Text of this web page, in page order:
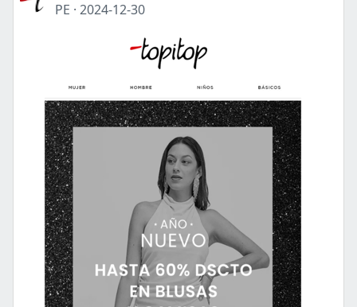
PE · 2024-12-30